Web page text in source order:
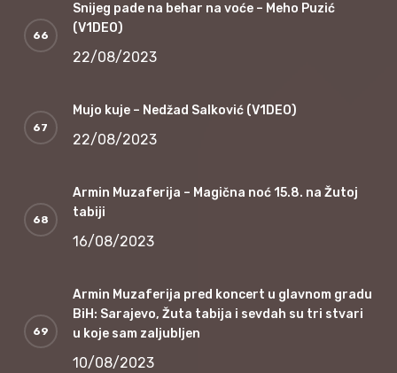
Snijeg pade na behar na voće – Meho Puzić
(V1DEO)
22/08/2023
Mujo kuje – Nedžad Salković (V1DEO)
22/08/2023
Armin Muzaferija – Magična noć 15.8. na Žutoj
tabiji
16/08/2023
Armin Muzaferija pred koncert u glavnom gradu
BiH: Sarajevo, Žuta tabija i sevdah su tri stvari
u koje sam zaljubljen
10/08/2023